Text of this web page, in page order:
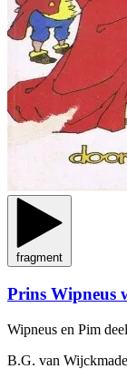
fragment
Prins Wipneus
Wipneus en Pim
B.G. van Wijckmade